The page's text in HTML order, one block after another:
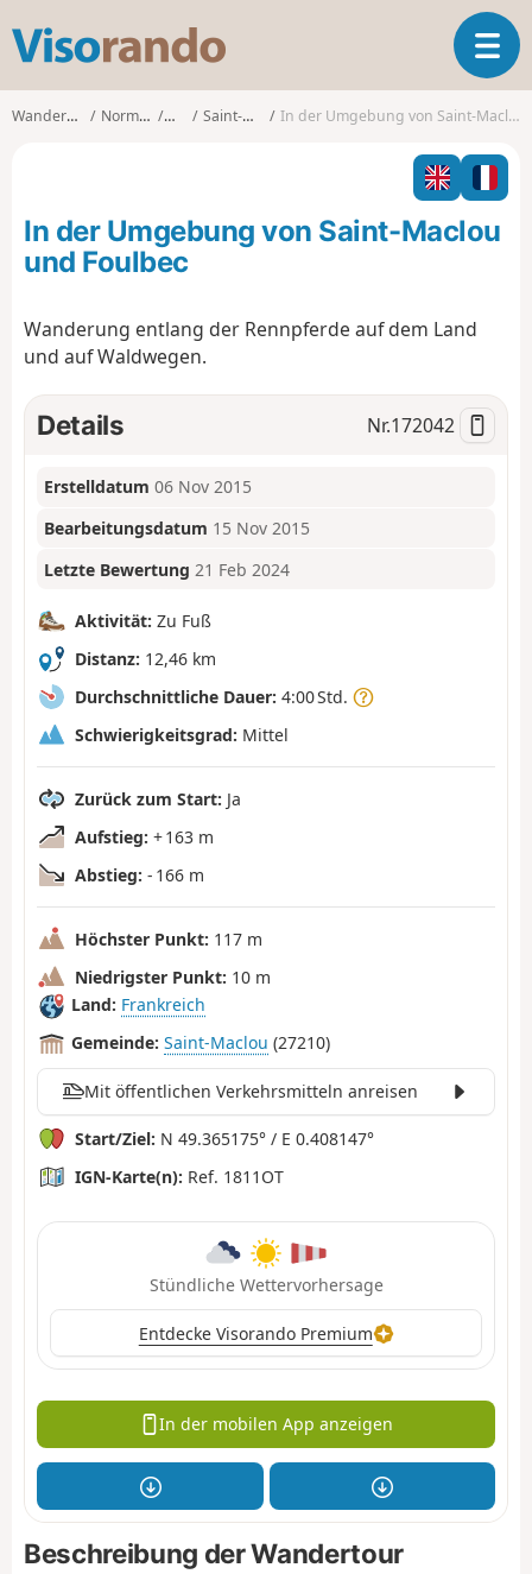
s
o
o
T
o
g
l
n
a
o
Wanderungen Normandie Eure Saint-Maclou In der Umgebung von Saint-Maclou und Foulbec
In der Umgebung von Saint-Maclou
und Foulbec
Wanderung entlang der Rennpferde auf dem Land
und auf Waldwegen.
Details Nr.172042
Erstelldatum 06 Nov 2015
Bearbeitungsdatum 15 Nov 2015
Letzte Bewertung 21 Feb 2024
Aktivität: Zu Fuß
Distanz: 12,46 km
Durchschnittliche Dauer: 4:00 Std.
Schwierigkeitsgrad: Mittel
Zurück zum Start: Ja
Aufstieg: + 163 m
Abstieg: - 166 m
Höchster Punkt: 117 m
Niedrigster Punkt: 10 m
Land: Frankreich
Gemeinde: Saint-Maclou (27210)
Mit öffentlichen Verkehrsmitteln anreisen
Start/Ziel: N 49.365175° / E 0.408147°
IGN-Karte(n): Ref. 1811OT
Stündliche Wettervorhersage
Entdecke Visorando Premium
In der mobilen App anzeigen
Beschreibung der Wandertour